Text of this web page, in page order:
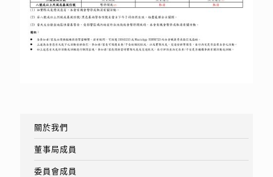
關於我們
董事局成員
委員會成員